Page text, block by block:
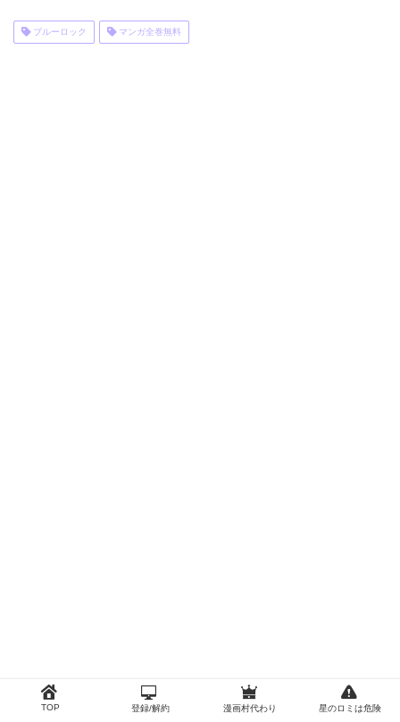
ブルーロック マンガ全巻無料
TOP 登録/解約 漫画村代わり 星のロミは危険